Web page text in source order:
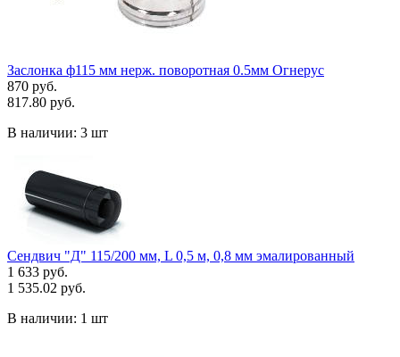
Заслонка ф115 мм нерж. поворотная 0.5мм Огнерус
870 руб.
817.80 руб.
В наличии: 3 шт
Сендвич "Д" 115/200 мм, L 0,5 м, 0,8 мм эмалированный
1 633 руб.
1 535.02 руб.
В наличии: 1 шт